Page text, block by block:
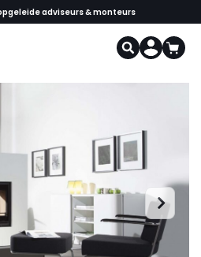
1000+ kachels en haarden in onze